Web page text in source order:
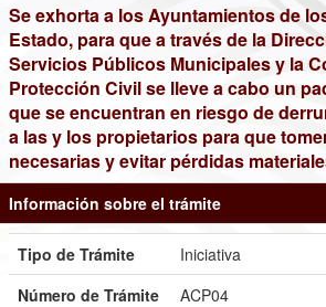
Se exhorta a los Ayuntamientos de
Estado, para que a través de la
Servicios Públicos Municipales y la
Protección Civil se lleve a cabo un
que se encuentran en riesgo de
a las y los propietarios para que
necesarias y evitar pérdidas
Información sobre el trámite
Tipo de Trámite
Iniciativa
Número de Trámite
ACP04